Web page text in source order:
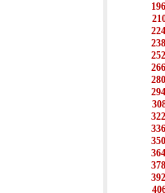
196
224
238
252
266
280
294
322
336
350
364
378
392